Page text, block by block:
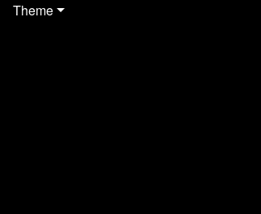
Theme